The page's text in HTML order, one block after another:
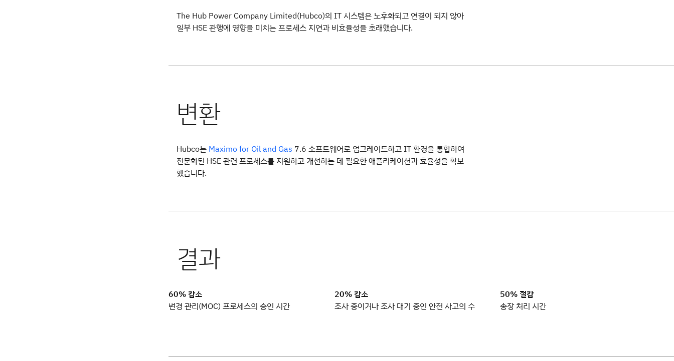
The Hub Power Company Limited(Hubco)의 IT 시스템은 노후화되고 연결이 되지 않아
일부 HSE 관행에 영향을 미치는 프로세스 지연과 비효율성을 초래했습니다.
Hubco는 Maximo for Oil and Gas 7.6 소프트웨어로 업그레이드하고 IT 환경을 통합하여
전문화된 HSE 관련 프로세스를 지원하고 개선하는 데 필요한 애플리케이션과 효율성을 확보
했습니다.
60% 감소
변경 관리(MOC) 프로세스의 승인 시간
20% 감소
조사 중이거나 조사 대기 중인 안전 사고의 수
50% 절감
송장 처리 시간